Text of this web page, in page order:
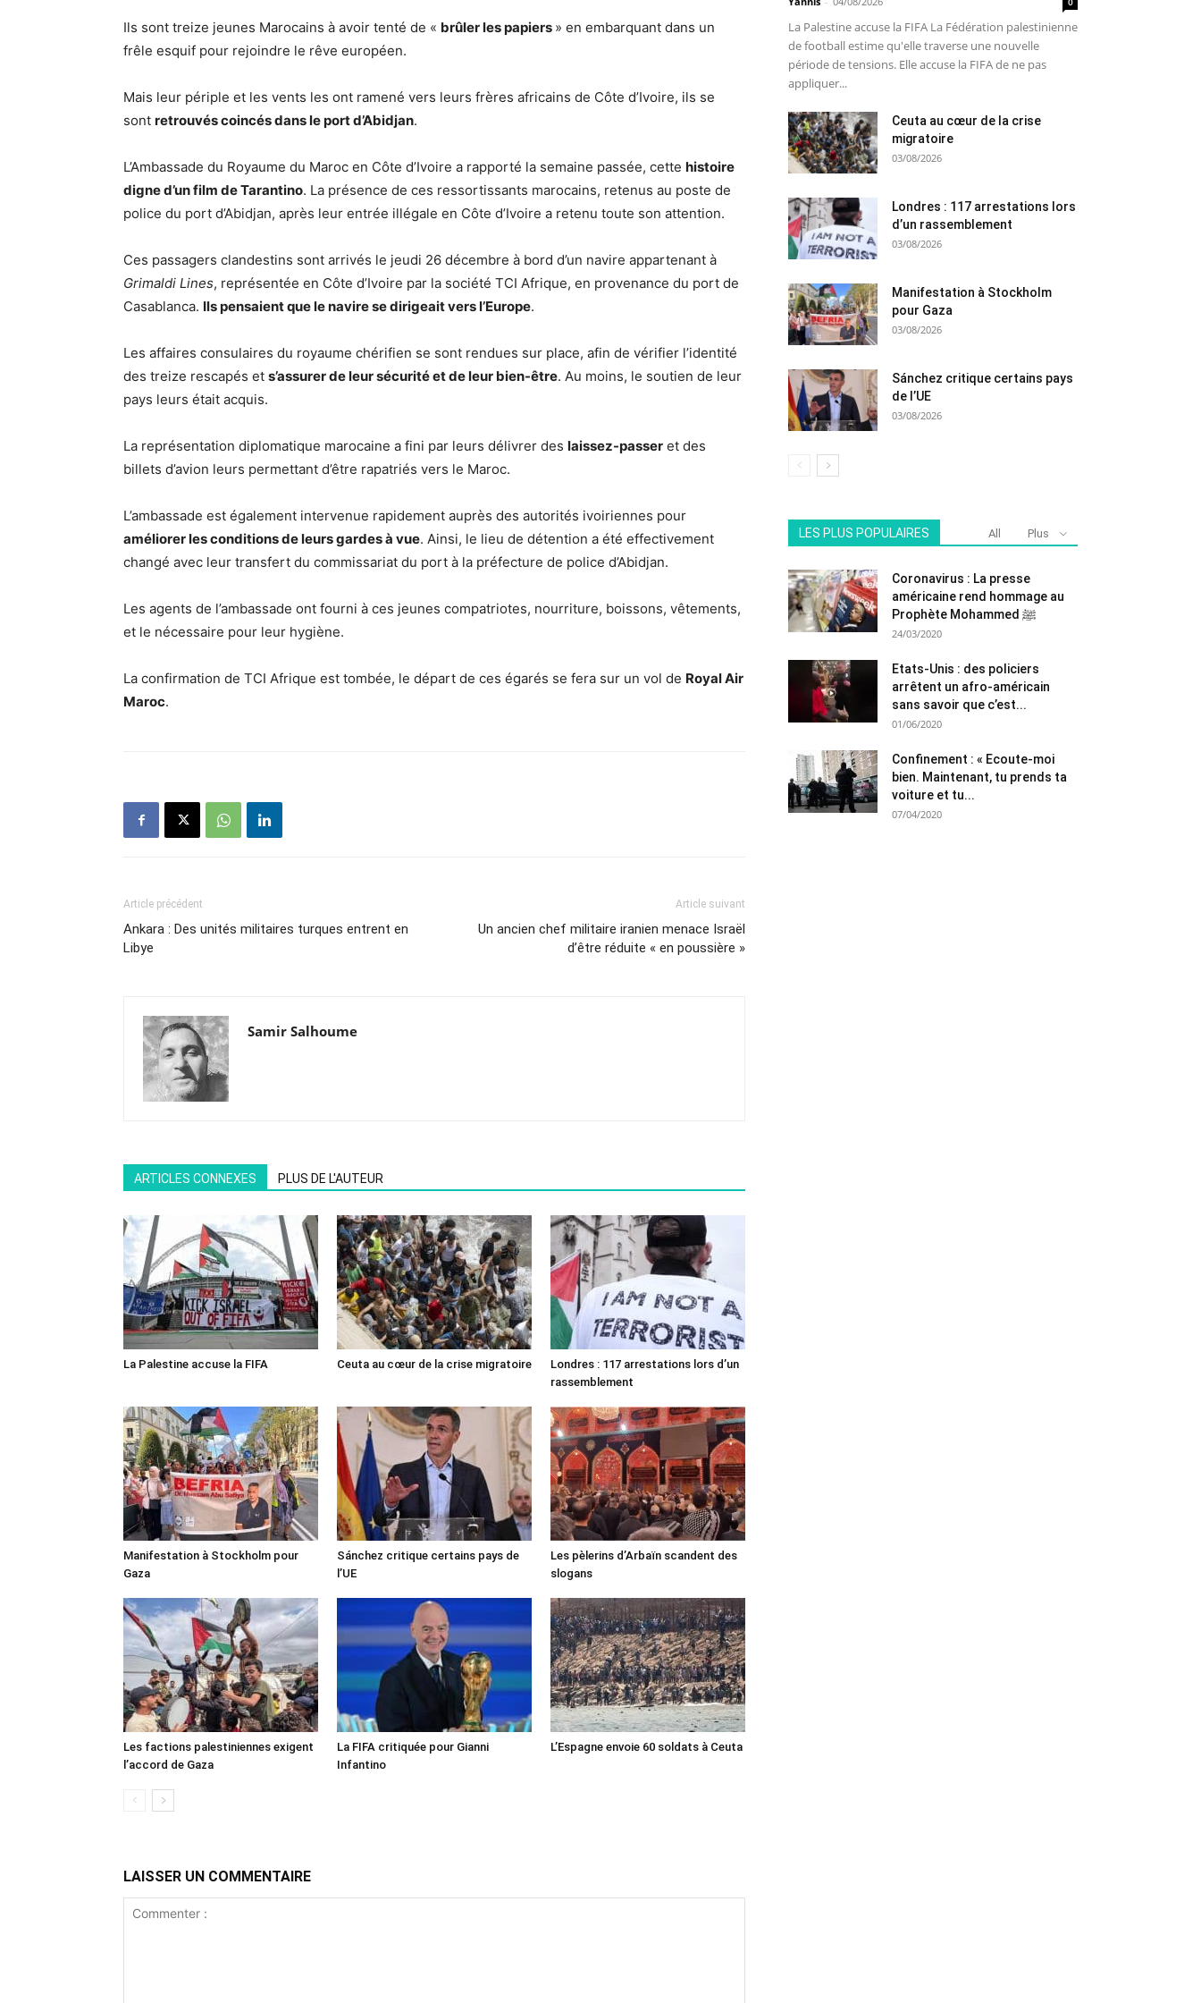
Ils sont treize jeunes Marocains à avoir tenté de « brûler les papiers » en embarquant dans un
frêle esquif pour rejoindre le rêve européen.
Mais leur périple et les vents les ont ramené vers leurs frères africains de Côte d’Ivoire, ils se
sont retrouvés coincés dans le port d’Abidjan.
L’Ambassade du Royaume du Maroc en Côte d’Ivoire a rapporté la semaine passée, cette histoire
digne d’un film de Tarantino. La présence de ces ressortissants marocains, retenus au poste de
police du port d’Abidjan, après leur entrée illégale en Côte d’Ivoire a retenu toute son attention.
Ces passagers clandestins sont arrivés le jeudi 26 décembre à bord d’un navire appartenant à
Grimaldi Lines, représentée en Côte d’Ivoire par la société TCI Afrique, en provenance du port de
Casablanca. Ils pensaient que le navire se dirigeait vers l’Europe.
Les affaires consulaires du royaume chérifien se sont rendues sur place, afin de vérifier l’identité
des treize rescapés et s’assurer de leur sécurité et de leur bien-être. Au moins, le soutien de leur
pays leurs était acquis.
La représentation diplomatique marocaine a fini par leurs délivrer des laissez-passer et des
billets d’avion leurs permettant d’être rapatriés vers le Maroc.
L’ambassade est également intervenue rapidement auprès des autorités ivoiriennes pour
améliorer les conditions de leurs gardes à vue. Ainsi, le lieu de détention a été effectivement
changé avec leur transfert du commissariat du port à la préfecture de police d’Abidjan.
Les agents de l’ambassade ont fourni à ces jeunes compatriotes, nourriture, boissons, vêtements,
et le nécessaire pour leur hygiène.
La confirmation de TCI Afrique est tombée, le départ de ces égarés se fera sur un vol de Royal Air
Maroc.
Article précédent
Ankara : Des unités militaires turques entrent en
Libye
Article suivant
Un ancien chef militaire iranien menace Israël
d’être réduite « en poussière »
Samir Salhoume
ARTICLES CONNEXES PLUS DE L'AUTEUR
La Palestine accuse la FIFA Ceuta au cœur de la crise migratoire
Londres : 117 arrestations lors d’un
rassemblement
Manifestation à Stockholm pour
Gaza
Sánchez critique certains pays de
l’UE
Les pèlerins d’Arbaïn scandent des
slogans
Les factions palestiniennes exigent
l’accord de Gaza
La FIFA critiquée pour Gianni
Infantino
L’Espagne envoie 60 soldats à Ceuta
LAISSER UN COMMENTAIRE
La Palestine accuse la FIFA La Fédération palestinienne
de football estime qu'elle traverse une nouvelle
période de tensions. Elle accuse la FIFA de ne pas
appliquer...
Ceuta au cœur de la crise
migratoire
03/08/2026
Londres : 117 arrestations lors
d’un rassemblement
03/08/2026
Manifestation à Stockholm
pour Gaza
03/08/2026
Sánchez critique certains pays
de l’UE
03/08/2026
LES PLUS POPULAIRES All Plus
Coronavirus : La presse
américaine rend hommage au
Prophète Mohammed ﷺ
24/03/2020
Etats-Unis : des policiers
arrêtent un afro-américain
sans savoir que c’est...
01/06/2020
Confinement : « Ecoute-moi
bien. Maintenant, tu prends ta
voiture et tu...
07/04/2020